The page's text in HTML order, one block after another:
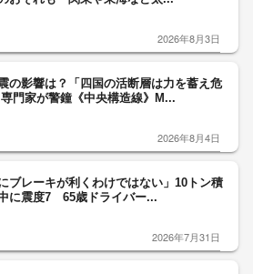
2026年8月3日
の影響は？「四国の活断層は力を蓄え危
門家が警鐘《中央構造線》M...
2026年8月4日
にブレーキが利くわけではない」10トン積
に震度7 65歳ドライバー...
2026年7月31日